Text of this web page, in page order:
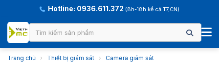
Hotline: 0936.611.372 (8h-18h kể cả T7,CN)
Trang chủ › Thiết bị giám sát › Camera giám sát